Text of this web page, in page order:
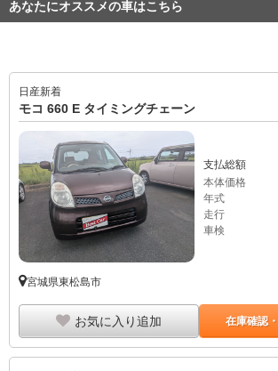
あなたにオススメの車はこちら
日産新着
モコ 660 E タイミングチェーン
支払総額
本体価格
年式
走行
車検
宮城県東松島市
お気に入り追加 在庫確認